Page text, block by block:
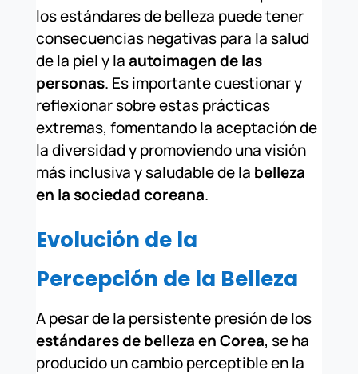
los estándares de belleza puede tener
consecuencias negativas para la salud
de la piel y laautoimagen de las
personas. Es importante cuestionar y
reflexionar sobre estas prácticas
extremas, fomentando la aceptación de
la diversidad y promoviendo una visión
más inclusiva y saludable de la belleza
en la sociedad coreana.
Evolución de la
Percepción de la Belleza
A pesar de la persistente presión de los
estándares de belleza en Corea, se ha
producido un cambio perceptible en la